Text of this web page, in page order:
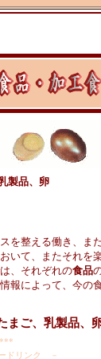
製品、卵
整える働き、ま
いて、またそれを
は、それぞれの食品
報によって、今の
まご、乳製品、
ドリンク －